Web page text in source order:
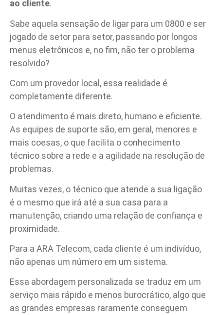
ao cliente.
Sabe aquela sensação de ligar para um 0800 e ser
jogado de setor para setor, passando por longos
menus eletrônicos e, no fim, não ter o problema
resolvido?
Com um provedor local, essa realidade é
completamente diferente.
O atendimento é mais direto, humano e eficiente.
As equipes de suporte são, em geral, menores e
mais coesas, o que facilita o conhecimento
técnico sobre a rede e a agilidade na resolução de
problemas.
Muitas vezes, o técnico que atende a sua ligação
é o mesmo que irá até a sua casa para a
manutenção, criando uma relação de confiança e
proximidade.
Para a ARA Telecom, cada cliente é um indivíduo,
não apenas um número em um sistema.
Essa abordagem personalizada se traduz em um
serviço mais rápido e menos burocrático, algo que
as grandes empresas raramente conseguem